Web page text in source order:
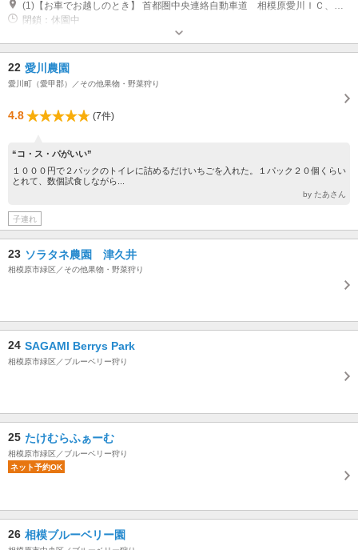
閉鎖：休園中
22 愛川農園
愛川町（愛甲郡）／その他果物・野菜狩り
4.8 (7件)
“コ・ス・パがいい”
１０００円で２パックのトイレに詰めるだけいちごを入れた。１パック２０個くらい
とれて、数個試食しながら...
by たあさん
子連れ
23 ソラタネ農園 津久井
相模原市緑区／その他果物・野菜狩り
24 SAGAMI Berrys Park
相模原市緑区／ブルーベリー狩り
25 たけむらふぁーむ
相模原市緑区／ブルーベリー狩り
ネット予約OK
26 相模ブルーベリー園